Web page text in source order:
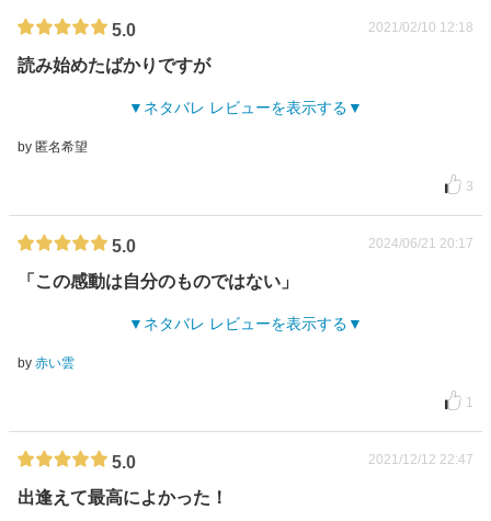
5.0 2021/02/10 12:18
読み始めたばかりですが
ネタバレ レビューを表示する
by 匿名希望
3
5.0 2024/06/21 20:17
「この感動は自分のものではない」
ネタバレ レビューを表示する
by 赤い雲
1
5.0 2021/12/12 22:47
出逢えて最高によかった！